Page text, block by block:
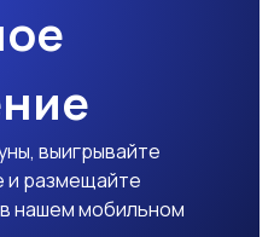
выигрывайте
и размещайте
нашем мобильном